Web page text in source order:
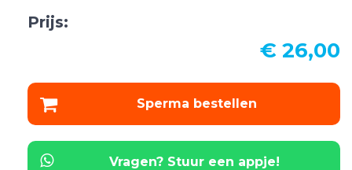
Prijs:
€ 26,00
Sperma bestellen
Vragen? Stuur een appje!